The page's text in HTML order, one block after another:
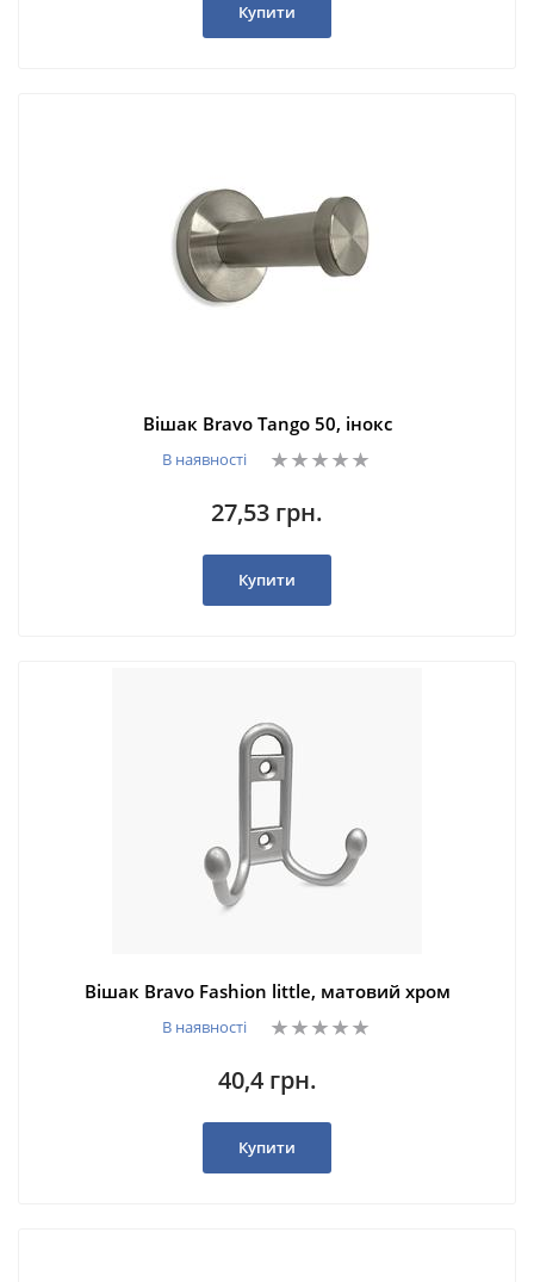
Купити
Вішак Bravo Tango 50, інокс
В наявності
27,53 грн.
Купити
Вішак Bravo Fashion little, матовий хром
В наявності
40,4 грн.
Купити